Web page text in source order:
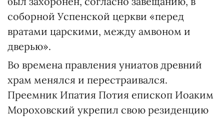
соборной Успенской церкви «перед
вратами царскими, между амвоном и
дверью».
Во времена правления униатов древний
храм менялся и перестраивался.
Преемник Ипатия Потия епископ Иоаким
Мороховский укрепил свою резиденцию